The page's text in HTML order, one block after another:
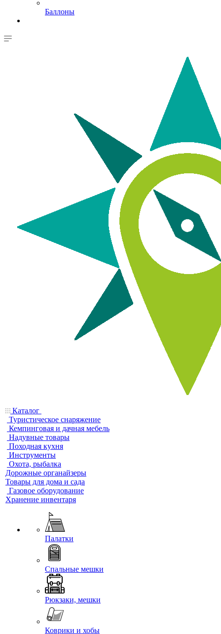
Баллоны
Каталог
Туристическое снаряжение
Кемпинговая и дачная мебель
Надувные товары
Походная кухня
Инструменты
Охота, рыбалка
Дорожные органайзеры
Товары для дома и сада
Газовое оборудование
Хранение инвентаря
Палатки
Спальные мешки
Рюкзаки, мешки
Коврики и хобы